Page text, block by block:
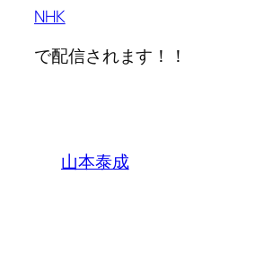
NHK
で配信されます！！
山本泰成